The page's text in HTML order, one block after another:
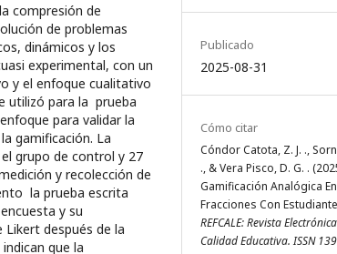
compresión de
de problemas
dinámicos y los
experimental, con un
y el enfoque cualitativo
utilizó para la prueba
para validar la
gamificación. La
grupo de control y 27
y recolección de
la prueba escrita
y su
después de la
que la
Publicado
2025-08-31
Cómo citar
Cóndor Catota, Z. J. .,
., & Vera Pisco, D. G. .
Gamificación Analógica
Fracciones Con
REFCALE: Revista
Calidad Educativa. ISSN